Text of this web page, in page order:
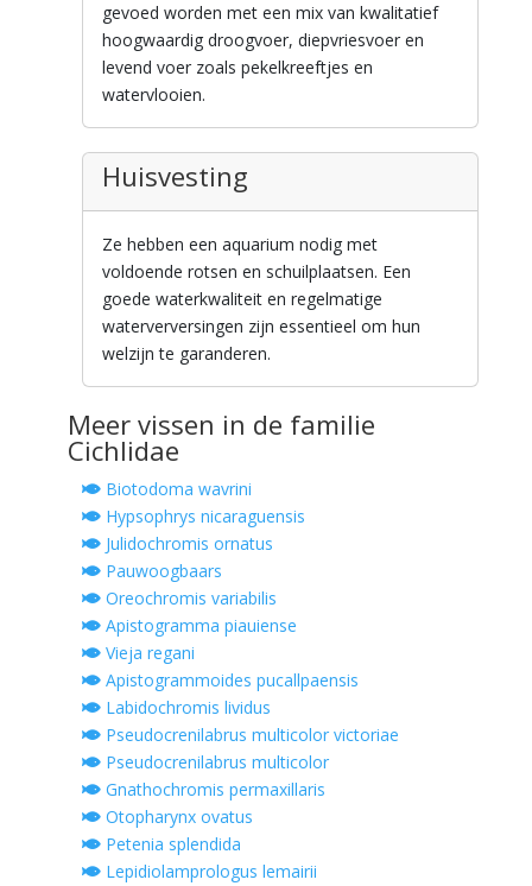
gevoed worden met een mix van kwalitatief
hoogwaardig droogvoer, diepvriesvoer en
levend voer zoals pekelkreeftjes en
watervlooien.
Huisvesting
Ze hebben een aquarium nodig met
voldoende rotsen en schuilplaatsen. Een
goede waterkwaliteit en regelmatige
waterverversingen zijn essentieel om hun
welzijn te garanderen.
Meer vissen in de familie
Cichlidae
Biotodoma wavrini
Hypsophrys nicaraguensis
Julidochromis ornatus
Pauwoogbaars
Oreochromis variabilis
Apistogramma piauiense
Vieja regani
Apistogrammoides pucallpaensis
Labidochromis lividus
Pseudocrenilabrus multicolor victoriae
Pseudocrenilabrus multicolor
Gnathochromis permaxillaris
Otopharynx ovatus
Petenia splendida
Lepidiolamprologus lemairii